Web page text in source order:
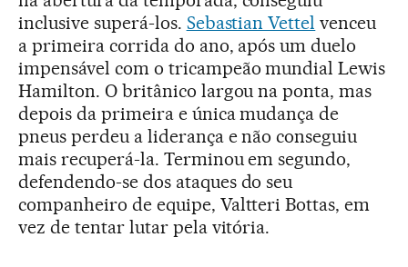
inclusive superá-los. Sebastian Vettel venceu
a primeira corrida do ano, após um duelo
impensável com o tricampeão mundial Lewis
Hamilton. O britânico largou na ponta, mas
depois da primeira e única mudança de
pneus perdeu a liderança e não conseguiu
mais recuperá-la. Terminou em segundo,
defendendo-se dos ataques do seu
companheiro de equipe, Valtteri Bottas, em
vez de tentar lutar pela vitória.